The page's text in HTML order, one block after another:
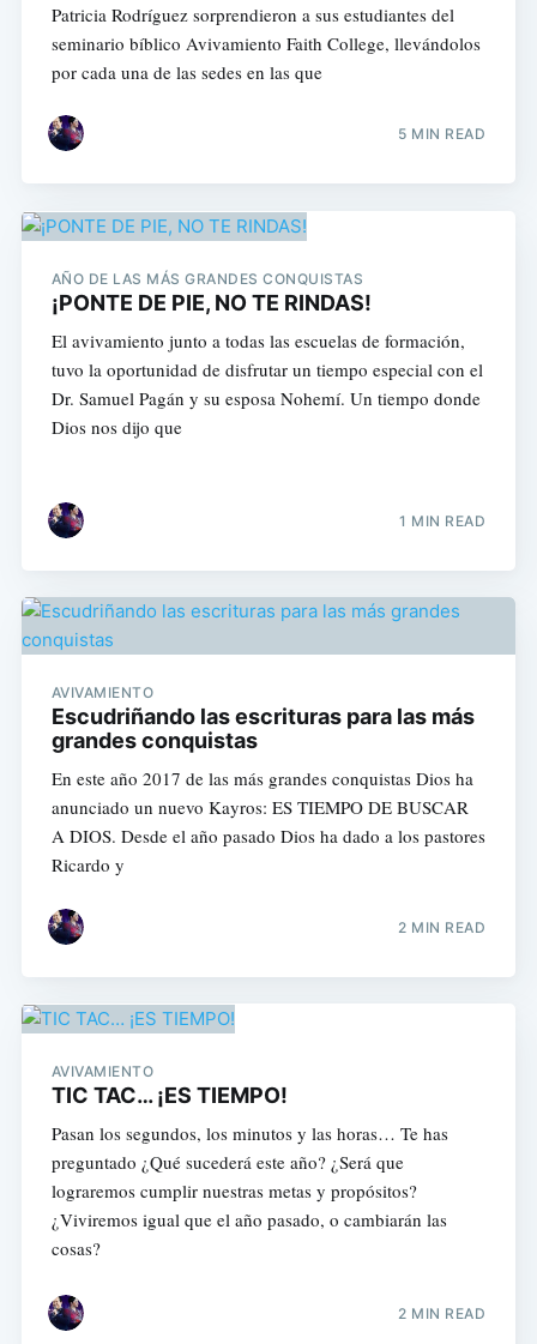
Patricia Rodríguez sorprendieron a sus estudiantes del
seminario bíblico Avivamiento Faith College, llevándolos
por cada una de las sedes en las que
5 MIN READ
AÑO DE LAS MÁS GRANDES CONQUISTAS
¡PONTE DE PIE, NO TE RINDAS!
El avivamiento junto a todas las escuelas de formación,
tuvo la oportunidad de disfrutar un tiempo especial con el
Dr. Samuel Pagán y su esposa Nohemí. Un tiempo donde
Dios nos dijo que
1 MIN READ
AVIVAMIENTO
Escudriñando las escrituras para las más
grandes conquistas
En este año 2017 de las más grandes conquistas Dios ha
anunciado un nuevo Kayros: ES TIEMPO DE BUSCAR
A DIOS. Desde el año pasado Dios ha dado a los pastores
Ricardo y
2 MIN READ
AVIVAMIENTO
TIC TAC… ¡ES TIEMPO!
Pasan los segundos, los minutos y las horas… Te has
preguntado ¿Qué sucederá este año? ¿Será que
lograremos cumplir nuestras metas y propósitos?
¿Viviremos igual que el año pasado, o cambiarán las
cosas?
2 MIN READ